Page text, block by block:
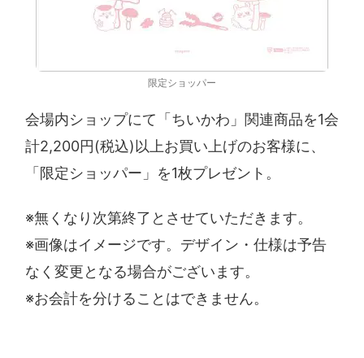
限定ショッパー
会場内ショップにて「ちいかわ」関連商品を1会
計2,200円(税込)以上お買い上げのお客様に、
「限定ショッパー」を1枚プレゼント。
※無くなり次第終了とさせていただきます。
※画像はイメージです。デザイン・仕様は予告
なく変更となる場合がございます。
※お会計を分けることはできません。